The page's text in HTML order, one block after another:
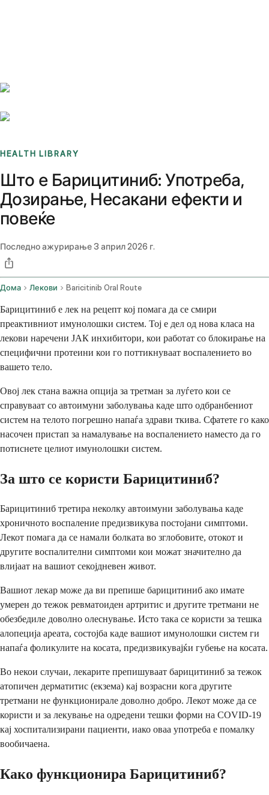
HEALTH LIBRARY
Што е Барицитиниб: Употреба,
Дозирање, Несакани ефекти и
повеќе
Последно ажурирање3 април 2026 г.
Дома Лекови Baricitinib Oral Route
Барицитиниб е лек на рецепт кој помага да се смири
преактивниот имунолошки систем. Тој е дел од нова класа на
лекови наречени ЈАК инхибитори, кои работат со блокирање на
специфични протеини кои го поттикнуваат воспалението во
вашето тело.
Овој лек стана важна опција за третман за луѓето кои се
справуваат со автоимуни заболувања каде што одбранбениот
систем на телото погрешно напаѓа здрави ткива. Сфатете го како
насочен пристап за намалување на воспалението наместо да го
потиснете целиот имунолошки систем.
За што се користи Барицитиниб?
Барицитиниб третира неколку автоимуни заболувања каде
хроничното воспаление предизвикува постојани симптоми.
Лекот помага да се намали болката во зглобовите, отокот и
другите воспалителни симптоми кои можат значително да
влијаат на вашиот секојдневен живот.
Вашиот лекар може да ви препише барицитиниб ако имате
умерен до тежок ревматоиден артритис и другите третмани не
обезбедиле доволно олеснување. Исто така се користи за тешка
алопеција ареата, состојба каде вашиот имунолошки систем ги
напаѓа фоликулите на косата, предизвикувајќи губење на косата.
Во некои случаи, лекарите препишуваат барицитиниб за тежок
атопичен дерматитис (екзема) кај возрасни кога другите
третмани не функционирале доволно добро. Лекот може да се
користи и за лекување на одредени тешки форми на COVID-19
кај хоспитализирани пациенти, иако оваа употреба е помалку
вообичаена.
Како функционира Барицитиниб?